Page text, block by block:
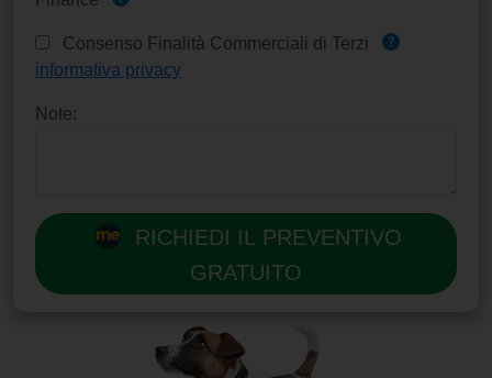
Consenso Finalità Commerciali di Terzi
informativa privacy
Note:
RICHIEDI IL PREVENTIVO
GRATUITO